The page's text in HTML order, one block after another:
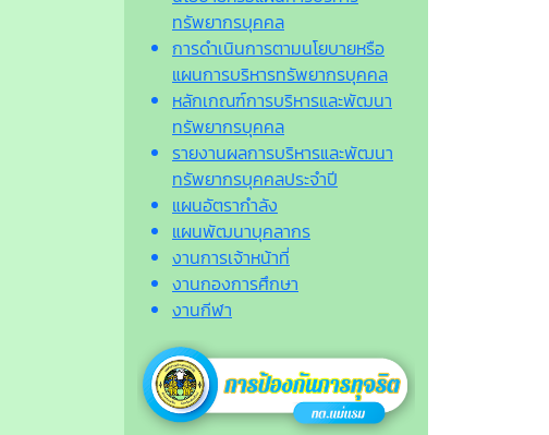
ทรัพยากรบุคคล
การดำเนินการตามนโยบายหรือ
แผนการบริหารทรัพยากรบุคคล
หลักเกณฑ์การบริหารและพัฒนา
ทรัพยากรบุคคล
รายงานผลการบริหารและพัฒนา
ทรัพยากรบุคคลประจำปี
แผนอัตรากำลัง
แผนพัฒนาบุคลากร
งานการเจ้าหน้าที่
งานกองการศึกษา
งานกีฬา